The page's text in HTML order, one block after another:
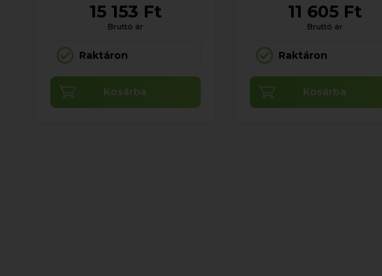
15 153 Ft
Bruttó ár
Raktáron
Kosárba
11 605 Ft
Bruttó ár
Raktáron
Kosárba